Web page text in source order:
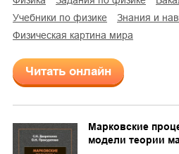
учебники по физике
знания и
физическая картина мира
Читать онлайн
Марковские
модели теории